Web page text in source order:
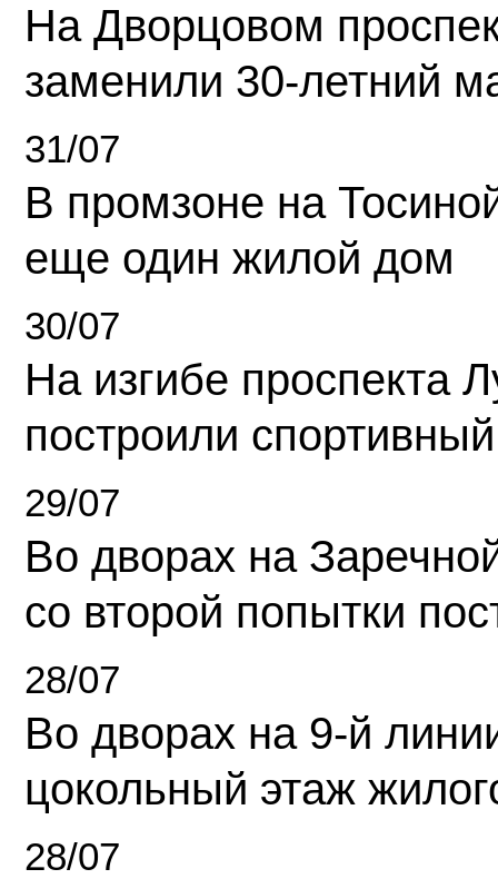
На Дворцовом
заменили 30-летний
31/07
В промзоне на
еще один жилой дом
30/07
На изгибе проспекта
построили
29/07
Во дворах на
со второй попытки
28/07
Во дворах на 9-й
цокольный этаж
28/07